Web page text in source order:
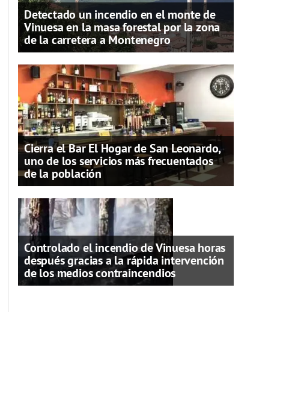
Detectado un incendio en el monte de
Vinuesa en la masa forestal por la zona
de la carretera a Montenegro
Cierra el Bar El Hogar de San Leonardo,
uno de los servicios más frecuentados
de la población
Controlado el incendio de Vinuesa horas
después gracias a la rápida intervención
de los medios contraincendios